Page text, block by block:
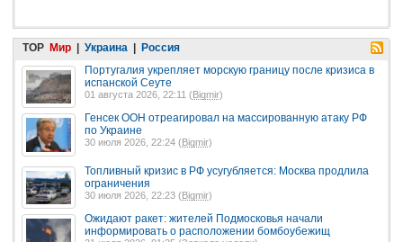
TOP Мир | Украина | Россия
Португалия укрепляет морскую границу после кризиса в
испанской Сеуте
01 августа 2026, 22:11 (Bigmir)
Генсек ООН отреагировал на массированную атаку РФ
по Украине
30 июля 2026, 22:24 (Bigmir)
Топливный кризис в РФ усугубляется: Москва продлила
ограничения
30 июля 2026, 22:23 (Bigmir)
Ожидают ракет: жителей Подмосковья начали
информировать о расположении бомбоубежищ